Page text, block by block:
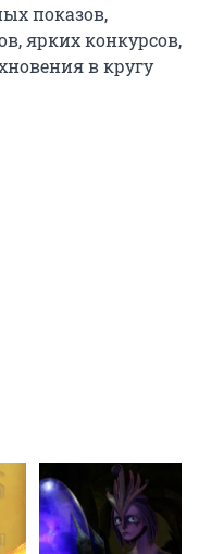
показов,
ярких конкурсов,
в кругу